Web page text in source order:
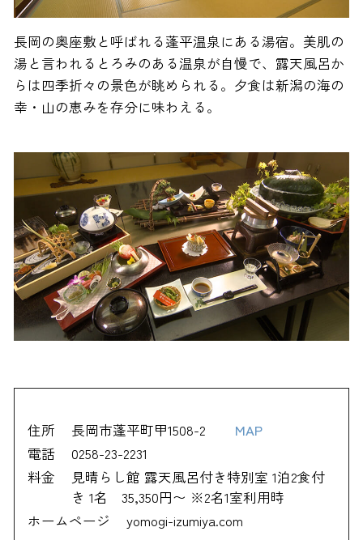
長岡の奥座敷と呼ばれる蓬平温泉にある湯宿。美肌の
湯と言われるとろみのある温泉が自慢で、露天風呂か
らは四季折々の景色が眺められる。夕食は新潟の海の
幸・山の恵みを存分に味わえる。
住所 長岡市蓬平町甲1508-2
MAP
電話
0258-23-2231
料金
見晴らし館 露天風呂付き特別室 1泊2食付
き 1名 35,350円〜 ※2名1室利用時
ホームページ
yomogi-izumiya.com